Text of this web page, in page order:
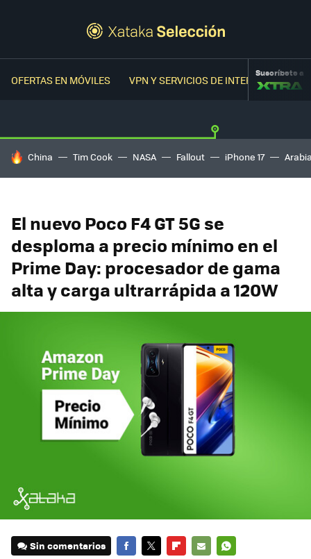
OFERTAS EN MÓVILES VPN Y SERVICIOS DE INTERNETSuscríbete a
HOY SE HABLA DE
China Tim Cook NASA Fallout iPhone 17
El nuevo Poco F4 GT 5G se
desploma a precio mínimo en el
Prime Day: procesador de gama
alta y carga ultrarrápida a 120W
Sin comentarios